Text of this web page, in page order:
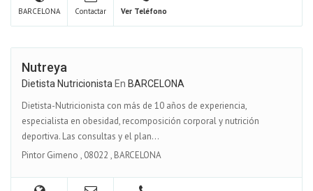
BARCELONA Contactar Ver Teléfono
Nutreya
Dietista Nutricionista En BARCELONA
Dietista-Nutricionista con más de 10 años de experiencia,
especialista en obesidad, recomposición corporal y nutrición
deportiva. Las consultas y el plan...
Pintor Gimeno , 08022 , BARCELONA